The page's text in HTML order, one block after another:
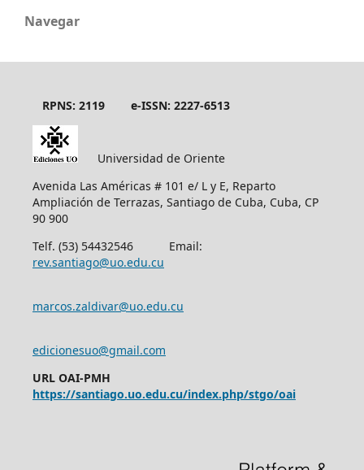
Navegar
RPNS: 2119 e-ISSN: 2227-6513
Universidad de Oriente
Avenida Las Américas # 101 e/ L y E, Reparto
Ampliación de Terrazas, Santiago de Cuba, Cuba, CP
90 900
Telf. (53) 54432546 Email:
rev.santiago@uo.edu.cu
marcos.zaldivar@uo.edu.cu
edicionesuo@gmail.com
URL OAI-PMH
https://santiago.uo.edu.cu/index.php/stgo/oai